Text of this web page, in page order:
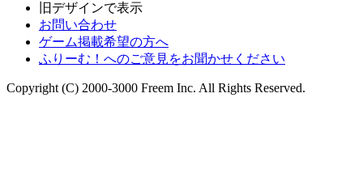
旧デザインで表示
お問い合わせ
ゲーム掲載希望の方へ
ふりーむ！へのご意見をお聞かせください
Copyright (C) 2000-3000 Freem Inc. All Rights Reserved.